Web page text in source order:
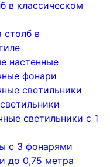
в классическом
столб в
настенные
фонари
светильники
светильники с 1
с 3 фонарями
до 0,75 метра